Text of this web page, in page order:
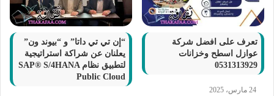
تعرف على افضل شركة
عوازل اسطح وخزانات
0531313929
24 مارس، 2025
“إن تي تي داتا” و “بيوند ون”
يعلنان عن شراكة استراتيجية
لتطبيق نظام SAP® S/4HANA
Public Cloud